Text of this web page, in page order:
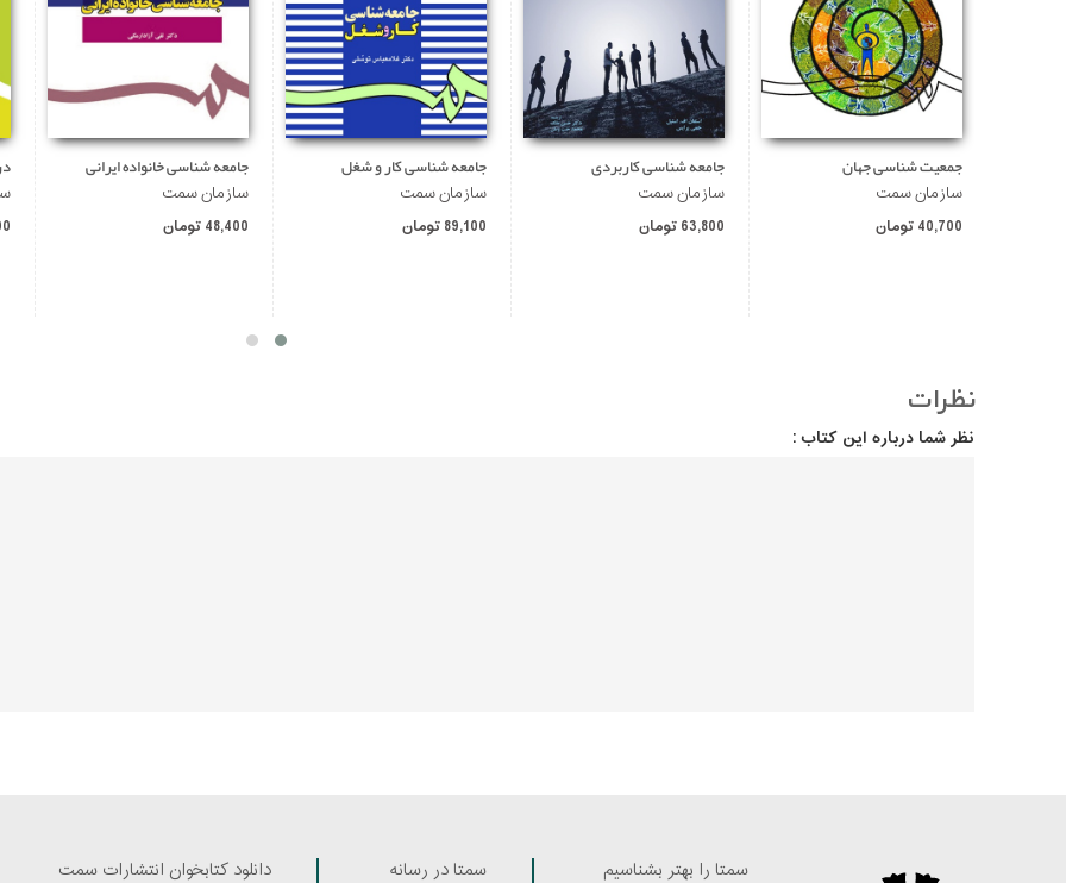
جمعیت شناسی جهان
سازمان سمت
40,700 تومان
جامعه شناسی کاربردی
سازمان سمت
63,800 تومان
جامعه شناسی کار و شغل
سازمان سمت
89,100 تومان
جامعه شناسی خانواده ایرانی
سازمان سمت
48,400 تومان
نظرات
نظر شما درباره این کتاب :
سمتا را بهتر بشناسیم سمتا در رسانه
دانلود کتابخوان انتشارات سمت